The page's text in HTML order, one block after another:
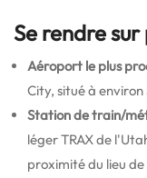
Se rendre sur
Aéroport le plus
City, situé à environ
Station de train/
léger TRAX de
proximité du lieu de